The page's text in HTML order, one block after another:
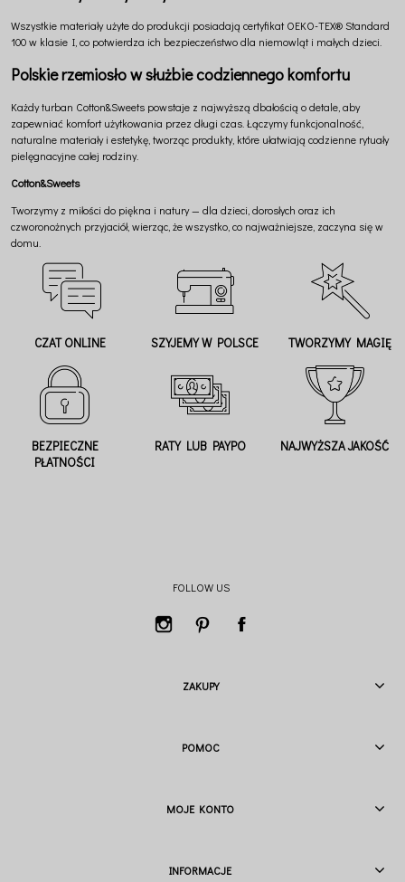
Wszystkie materiały użyte do produkcji posiadają certyfikat OEKO-TEX® Standard
100 w klasie I, co potwierdza ich bezpieczeństwo dla niemowląt i małych dzieci.
Polskie rzemiosło w służbie codziennego komfortu
Każdy turban Cotton&Sweets powstaje z najwyższą dbałością o detale, aby
zapewniać komfort użytkowania przez długi czas. Łączymy funkcjonalność,
naturalne materiały i estetykę, tworząc produkty, które ułatwiają codzienne rytuały
pielęgnacyjne całej rodziny.
Cotton&Sweets
Tworzymy z miłości do piękna i natury — dla dzieci, dorosłych oraz ich
czworonożnych przyjaciół, wierząc, że wszystko, co najważniejsze, zaczyna się w
domu.
CZAT ONLINE SZYJEMY W POLSCE TWORZYMY MAGIĘ
BEZPIECZNE
PŁATNOŚCI
RATY LUB PAYPO NAJWYŻSZA JAKOŚĆ
FOLLOW US
ZAKUPY
POMOC
MOJE KONTO
INFORMACJE